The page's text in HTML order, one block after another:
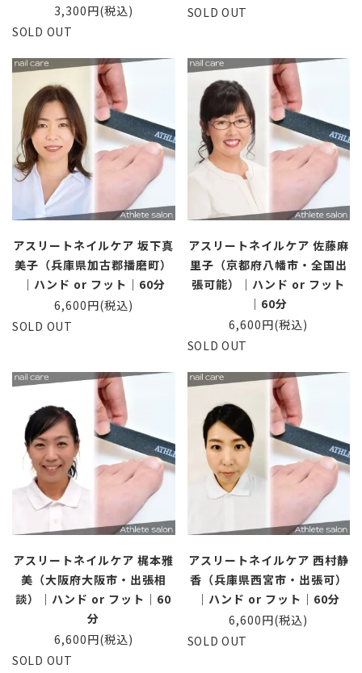
3,300円(税込)
SOLD OUT
SOLD OUT
アスリートネイルケア 坂下真
美子（兵庫県加古郡播磨町）
｜ハンド or フット｜60分
6,600円(税込)
SOLD OUT
アスリートネイルケア 佐藤麻
里子（京都府八幡市・全国出
張可能）｜ハンド or フット
｜60分
6,600円(税込)
SOLD OUT
アスリートネイルケア 梶本雅
美（大阪府大阪市・出張相
談）｜ハンド or フット｜60
分
6,600円(税込)
SOLD OUT
アスリートネイルケア 西村静
香（兵庫県西宮市・出張可）
｜ハンド or フット｜60分
6,600円(税込)
SOLD OUT